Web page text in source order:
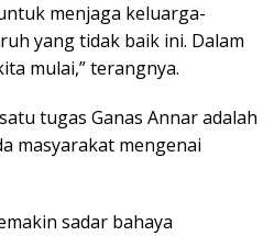
menjaga keluarga-
yang tidak baik ini. Dalam
mulai,” terangnya.
tugas Ganas Annar adalah
masyarakat mengenai
sadar bahaya